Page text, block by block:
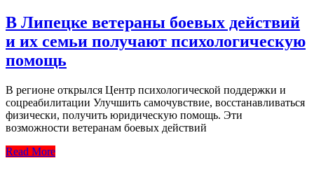
В Липецке ветераны боевых действий
и их семьи получают психологическую
помощь
В регионе открылся Центр психологической поддержки и
соцреабилитации Улучшить самочувствие, восстанавливаться
физически, получить юридическую помощь. Эти
возможности ветеранам боевых действий
Read More